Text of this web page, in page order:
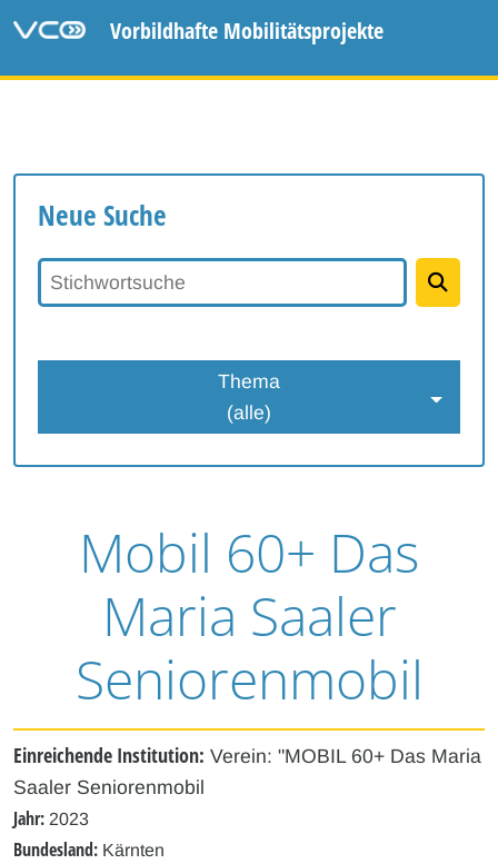
Vorbildhafte Mobilitätsprojekte
Mobil 60+ Das
Maria Saaler
Seniorenmobil
Einreichende Institution: Verein: "MOBIL 60+ Das Maria
Saaler Seniorenmobil
Jahr: 2023
Bundesland: Kärnten
Neue Suche
Stichwortsuche
Thema
(alle)